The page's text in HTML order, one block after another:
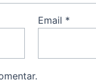
Email *